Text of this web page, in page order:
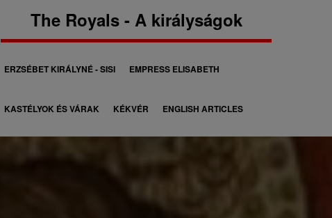
The Royals - A királyságok
M
á
s
o
ERZSÉBET KIRÁLYNÉ - SISI EMPRESS ELISABETH
KASTÉLYOK ÉS VÁRAK KÉKVÉR ENGLISH ARTICLES